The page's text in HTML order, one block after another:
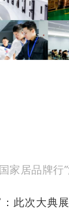
家居品牌行
此次大典